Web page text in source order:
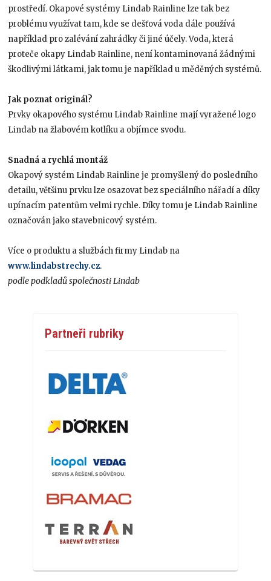
prostředí. Okapové systémy Lindab Rainline lze tak bez
problému využívat tam, kde se dešťová voda dále používá
například pro zalévání zahrádky či jiné účely. Voda, která
proteče okapy Lindab Rainline, není kontaminovaná žádnými
škodlivými látkami, jak tomu je například u měděných systémů.
Jak poznat originál?
Prvky okapového systému Lindab Rainline mají vyražené logo
Lindab na žlabovém kotlíku a objímce svodu.
Snadná a rychlá montáž
Okapový systém Lindab Rainline je promyšlený do posledního
detailu, většinu prvku lze osazovat bez speciálního nářadí a díky
upínacím patentům velmi rychle. Díky tomu je Lindab Rainline
označován jako stavebnicový systém.
Více o produktu a službách firmy Lindab na
www.lindabstrechy.cz.
podle podkladů společnosti Lindab
Partneři rubriky